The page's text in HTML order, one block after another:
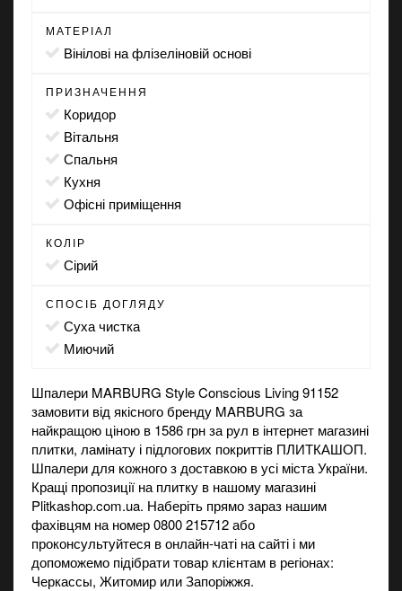
МАТЕРІАЛ
вінілові на флізеліновій основі
ПРИЗНАЧЕННЯ
коридор
вітальня
спальня
кухня
офісні приміщення
КОЛІР
сірий
СПОСІБ ДОГЛЯДУ
суха чистка
миючий
Шпалери MARBURG Style Conscious Living 91152
замовити від якісного бренду MARBURG за
найкращою ціною в 1586 грн за рул в інтернет магазині
плитки, ламінату і підлогових покриттів ПЛИТКАШОП.
Шпалери для кожного з доставкою в усі міста України.
Кращі пропозиції на плитку в нашому магазині
Plitkashop.com.ua. Наберіть прямо зараз нашим
фахівцям на номер 0800 215712 або
проконсультуйтеся в онлайн-чаті на сайті і ми
допоможемо підібрати товар клієнтам в регіонах:
Черкассы, Житомир или Запоріжжя.